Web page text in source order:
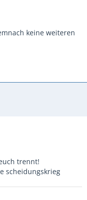
keine weiteren
trennt!
scheidungskrieg